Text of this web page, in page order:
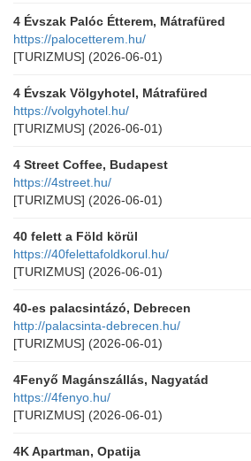
4 Évszak Palóc Étterem, Mátrafüred
https://palocetterem.hu/
[TURIZMUS] (2026-06-01)
4 Évszak Völgyhotel, Mátrafüred
https://volgyhotel.hu/
[TURIZMUS] (2026-06-01)
4 Street Coffee, Budapest
https://4street.hu/
[TURIZMUS] (2026-06-01)
40 felett a Föld körül
https://40felettafoldkorul.hu/
[TURIZMUS] (2026-06-01)
40-es palacsintázó, Debrecen
http://palacsinta-debrecen.hu/
[TURIZMUS] (2026-06-01)
4Fenyő Magánszállás, Nagyatád
https://4fenyo.hu/
[TURIZMUS] (2026-06-01)
4K Apartman, Opatija